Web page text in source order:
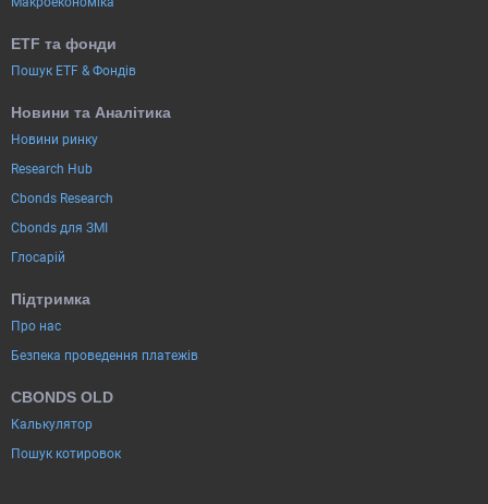
ETF та фонди
Пошук ETF & Фондів
Новини та Аналітика
Новини ринку
Research Hub
Cbonds Research
Cbonds для ЗМІ
Глосарій
Підтримка
Про нас
Безпека проведення платежів
CBONDS OLD
Калькулятор
Пошук котировок